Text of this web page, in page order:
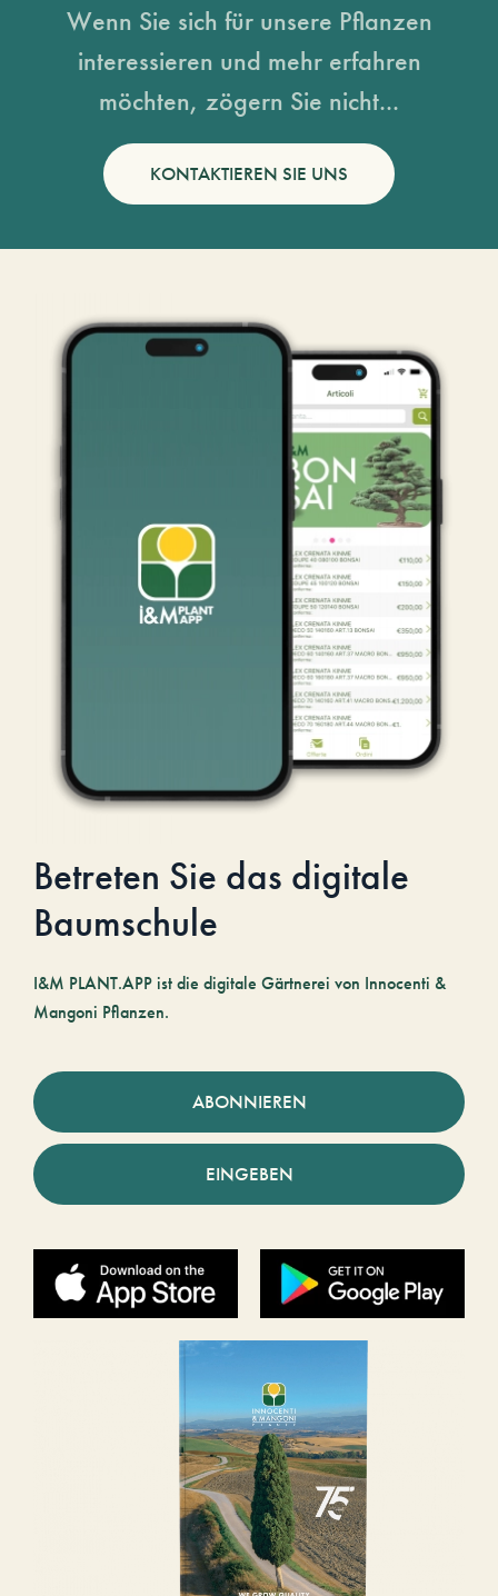
Wenn Sie sich für unsere Pflanzen
interessieren und mehr erfahren
möchten, zögern Sie nicht...
KONTAKTIEREN SIE UNS
Betreten Sie das digitale
Baumschule
I&M PLANT.APP ist die digitale Gärtnerei von Innocenti &
Mangoni Pflanzen.
ABONNIEREN
EINGEBEN